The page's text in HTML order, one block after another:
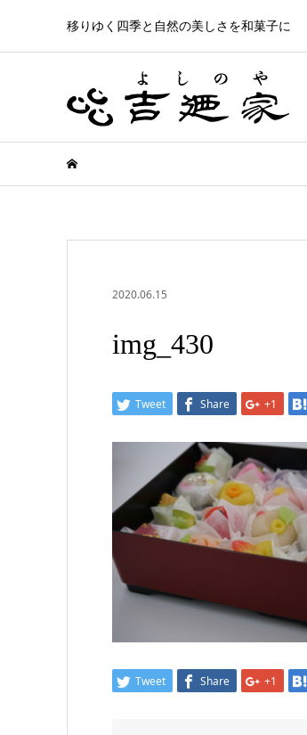
移りゆく四季と自然の美しさを和菓子に
2020.06.15
img_430
Tweet Share +1
Tweet Share +1